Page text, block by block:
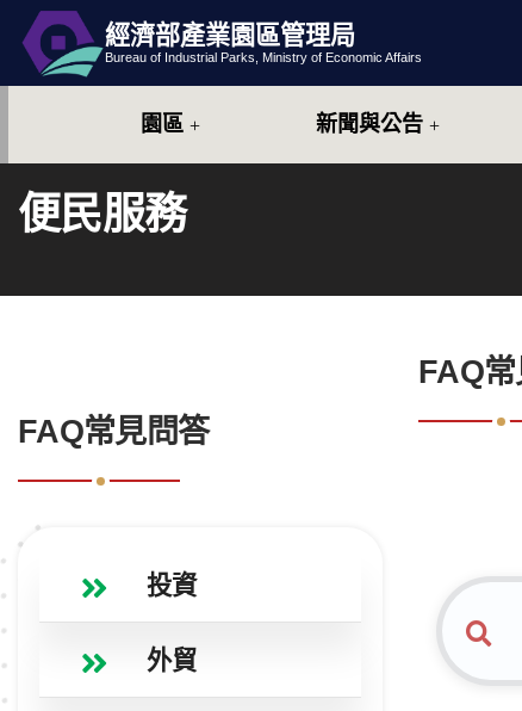
跳到主要內容
網站導覽
經濟部產業園區管理局
Bureau of Industrial Parks, Ministry of Economic Affairs
園區 新聞與公告
便民服務
FAQ常見問答
投資
外貿
FAQ